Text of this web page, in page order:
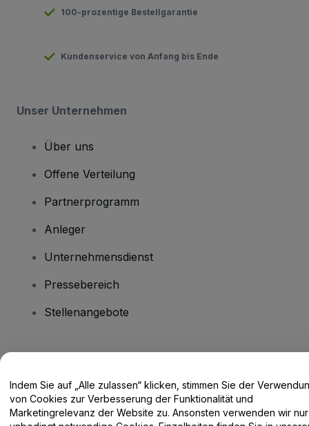
100-prozentige Bestellgarantie
Kundenservice von Anfang bis Ende
Unser Unternehmen
Über uns
Offene Verteilung
Partnerprogramm
Anleger
Unternehmensdienst
Pressebereich
Stellenangebote
Hilfe-Center / Kontakt
Indem Sie auf „Alle zulassen“ klicken, stimmen Sie der
von Cookies zur Verbesserung der Funktionalität und
Marketingrelevanz der Website zu. Ansonsten verwenden wir nur